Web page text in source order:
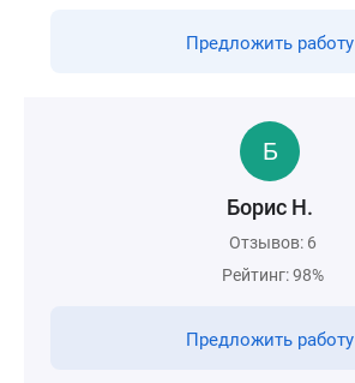
Предложить работу
Борис Н.
Отзывов: 6
Рейтинг: 98%
Предложить работу